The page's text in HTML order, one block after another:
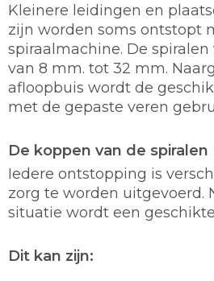
Kleinere leidingen en
zijn worden soms ontstopt
spiraalmachine. De
van 8 mm. tot 32 mm.
afloopbuis wordt de
met de gepaste veren
De koppen van de spiralen
Iedere ontstopping is
zorg te worden uitgevoerd.
situatie wordt een
Dit kan zijn: